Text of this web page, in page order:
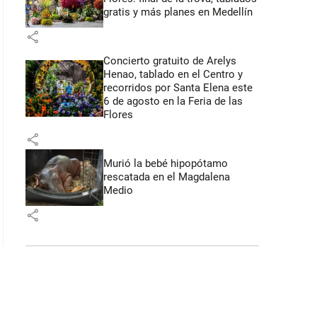
gratis y más planes en Medellín
share
Concierto gratuito de Arelys
Henao, tablado en el Centro y
recorridos por Santa Elena este
6 de agosto en la Feria de las
Flores
share
Murió la bebé hipopótamo
rescatada en el Magdalena
Medio
share